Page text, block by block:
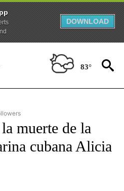
DOWNLOAD
83°
TO RECEIVE NOTIFICATIONS ABOUT
muerte de la
cubana Alicia